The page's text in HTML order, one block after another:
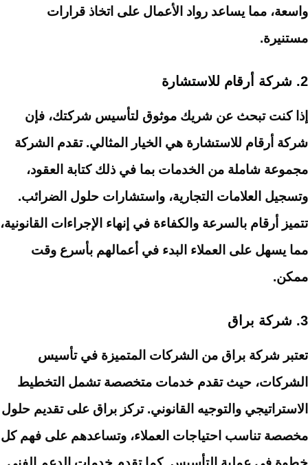
واسعة، مما يساعد رواد الأعمال على اتخاذ قرارات
مستنيرة.
2. شركة أرقام للاستشارة
إذا كنت تبحث عن شريك موثوق لتأسيس شركتك، فإن
شركة أرقام للاستشارة هي الخيار المثالي. تقدم الشركة
مجموعة شاملة من الخدمات بما في ذلك كتابة العقود،
وتسجيل العلامات التجارية، واستشارات حلول الضرائب.
تتميز أرقام بالسرعة والكفاءة في إنهاء الإجراءات القانونية،
مما يسهل على العملاء البدء في أعمالهم بأسرع وقت
ممكن.
3. شركة براق
تعتبر شركة براق من الشركات المتميزة في تأسيس
الشركات، حيث تقدم خدمات متخصصة تشمل التخطيط
الاستراتيجي والتوجيه القانوني. تركز براق على تقديم حلول
مخصصة تناسب احتياجات العملاء، وتساعدهم على فهم كل